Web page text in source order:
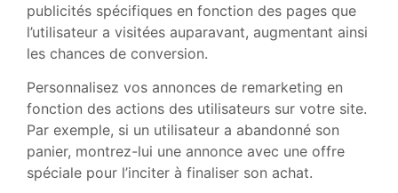
publicités spécifiques en fonction des pages que
l’utilisateur a visitées auparavant, augmentant ainsi
les chances de conversion.
Personnalisez vos annonces de remarketing en
fonction des actions des utilisateurs sur votre site.
Par exemple, si un utilisateur a abandonné son
panier, montrez-lui une annonce avec une offre
spéciale pour l’inciter à finaliser son achat.